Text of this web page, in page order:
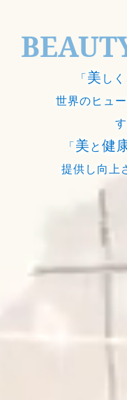
「美 しく
世界のヒュ
「美と健
提供し向上